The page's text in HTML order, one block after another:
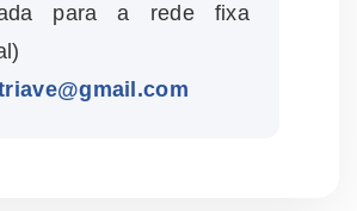
para a rede fixa